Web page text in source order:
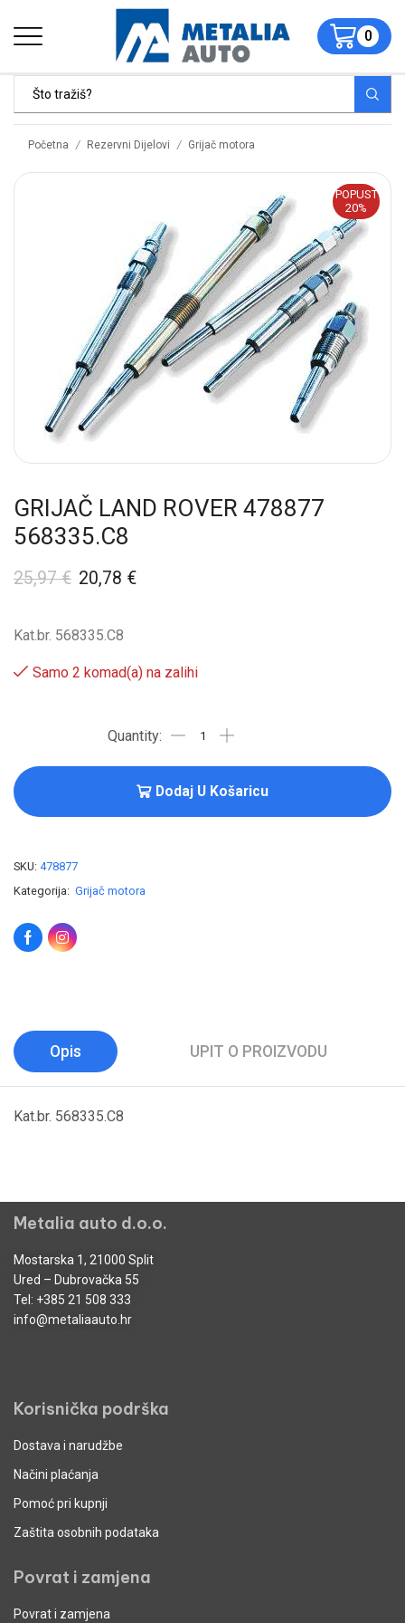
0
Početna / Rezervni Dijelovi / Grijač motora
POPUST
20%
GRIJAČ LAND ROVER 478877
568335.C8
25,97€ 20,78 €
Kat.br. 568335.C8
Samo 2 komad(a) na zalihi
Dodaj U Košaricu
SKU: 478877
Kategorija: Grijač motora
Opis UPIT O PROIZVODU
Kat.br. 568335.C8
Metalia auto d.o.o.
Mostarska 1, 21000 Split
Ured – Dubrovačka 55
Tel: +385 21 508 333
info@metaliaauto.hr
Korisnička podrška
Dostava i narudžbe
Načini plaćanja
Pomoć pri kupnji
Zaštita osobnih podataka
Povrat i zamjena
Povrat i zamjena